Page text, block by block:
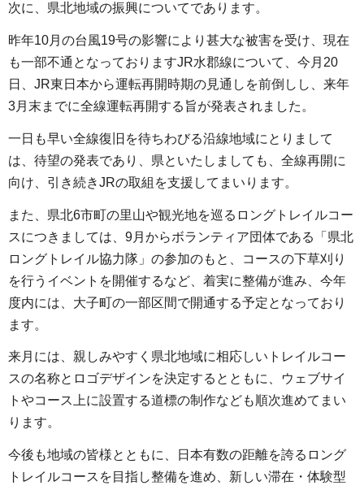
次に、県北地域の振興についてであります。
昨年10月の台風19号の影響により甚大な被害を受け、現在
も一部不通となっておりますJR水郡線について、今月20
日、JR東日本から運転再開時期の見通しを前倒しし、来年
3月末までに全線運転再開する旨が発表されました。
一日も早い全線復旧を待ちわびる沿線地域にとりまして
は、待望の発表であり、県といたしましても、全線再開に
向け、引き続きJRの取組を支援してまいります。
また、県北6市町の里山や観光地を巡るロングトレイルコー
スにつきましては、9月からボランティア団体である「県北
ロングトレイル協力隊」の参加のもと、コースの下草刈り
を行うイベントを開催するなど、着実に整備が進み、今年
度内には、大子町の一部区間で開通する予定となっており
ます。
来月には、親しみやすく県北地域に相応しいトレイルコー
スの名称とロゴデザインを決定するとともに、ウェブサイ
トやコース上に設置する道標の制作なども順次進めてまい
ります。
今後も地域の皆様とともに、日本有数の距離を誇るロング
トレイルコースを目指し整備を進め、新しい滞在・体験型